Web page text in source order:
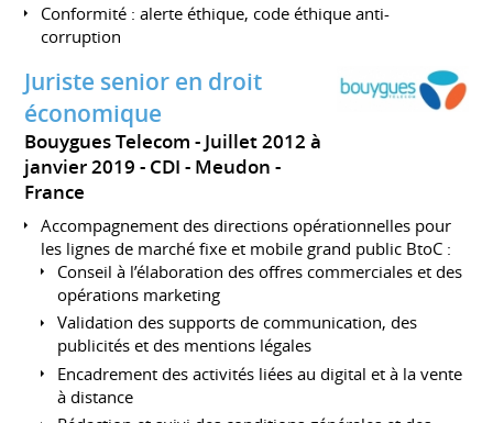
Conformité : alerte éthique, code éthique anti-
corruption
Juriste senior en droit
économique
Bouygues Telecom
Juillet 2012 à
janvier 2019 CDI
Meudon
France
Accompagnement des directions opérationnelles pour
les lignes de marché fixe et mobile grand public BtoC :
Conseil à l’élaboration des offres commerciales et des
opérations marketing
Validation des supports de communication, des
publicités et des mentions légales
Encadrement des activités liées au digital et à la vente
à distance